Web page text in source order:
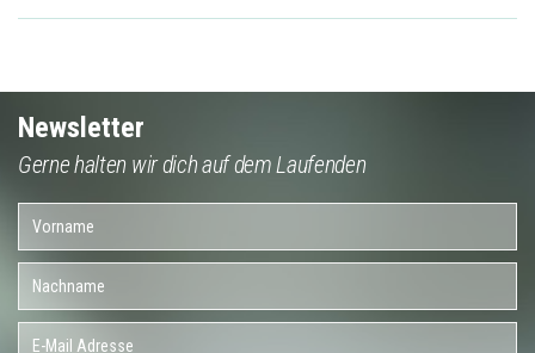
Newsletter
Gerne halten wir dich auf dem Laufenden